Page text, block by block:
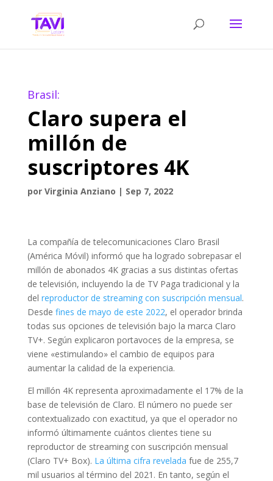
Brasil:
Claro supera el
millón de
suscriptores 4K
por Virginia Anziano | Sep 7, 2022
La compañía de telecomunicaciones Claro Brasil
(América Móvil) informó que ha logrado sobrepasar el
millón de abonados 4K gracias a sus distintas ofertas
de televisión, incluyendo la de TV Paga tradicional y la
del reproductor de streaming con suscripción mensual.
Desde fines de mayo de este 2022, el operador brinda
todas sus opciones de televisión bajo la marca Claro
TV+. Según explicaron portavoces de la empresa, se
viene «estimulando» el cambio de equipos para
aumentar la calidad de la experiencia.
El millón 4K representa aproximadamente el 17% de la
base de televisión de Claro. El número no puede ser
contextualizado con exactitud, ya que el operador no
informó últimamente cuántos clientes tiene su
reproductor de streaming con suscripción mensual
(Claro TV+ Box). La última cifra revelada fue de 255,7
mil usuarios al término del 2021. En tanto, según el